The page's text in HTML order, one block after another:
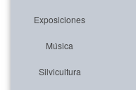
Exposiciones
Música
Silvicultura